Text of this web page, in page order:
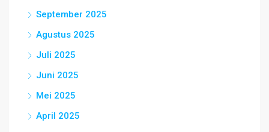
September 2025
Agustus 2025
Juli 2025
Juni 2025
Mei 2025
April 2025